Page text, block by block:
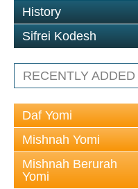
History
Sifrei Kodesh
RECENTLY ADDED
Daf Yomi
Mishnah Yomi
Mishnah Berurah
Yomi